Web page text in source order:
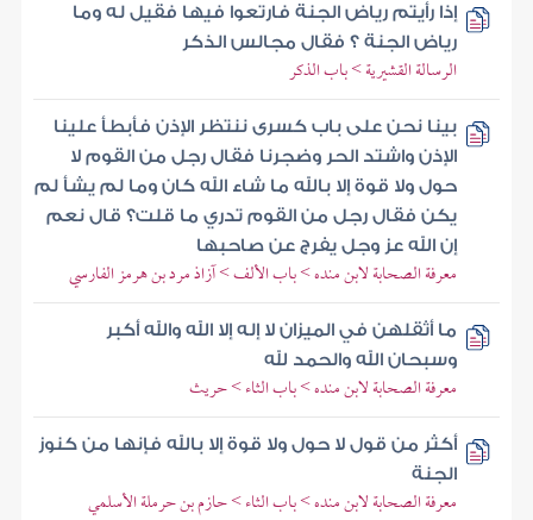
إذا رأيتم رياض الجنة فارتعوا فيها فقيل له وما
رياض الجنة ؟ فقال مجالس الذكر
الرسالة القشيرية > باب الذكر
بينا نحن على باب كسرى ننتظر الإذن فأبطأ علينا
الإذن واشتد الحر وضجرنا فقال رجل من القوم لا
حول ولا قوة إلا بالله ما شاء الله كان وما لم يشأ لم
يكن فقال رجل من القوم تدري ما قلت؟ قال نعم
إن الله عز وجل يفرج عن صاحبها
معرفة الصحابة لابن منده > باب الألف > آزاذ مرد بن هرمز الفارسي
ما أثقلهن في الميزان لا إله إلا الله والله أكبر
وسبحان الله والحمد لله
معرفة الصحابة لابن منده > باب الثاء > حريث
أكثر من قول لا حول ولا قوة إلا بالله فإنها من كنوز
الجنة
معرفة الصحابة لابن منده > باب الثاء > حازم بن حرملة الأسلمي